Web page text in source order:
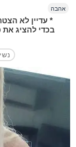
ובמקום זה למצוא
בחיים.
אהבה
* עדיין לא
בכדי להציג